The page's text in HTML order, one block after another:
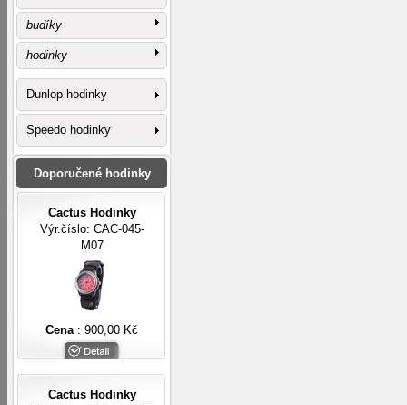
budíky
hodinky
Dunlop hodinky
Speedo hodinky
Doporučené hodinky
Cactus Hodinky
Výr.číslo: CAC-045-
M07
Cena : 900,00 Kč
Cactus Hodinky